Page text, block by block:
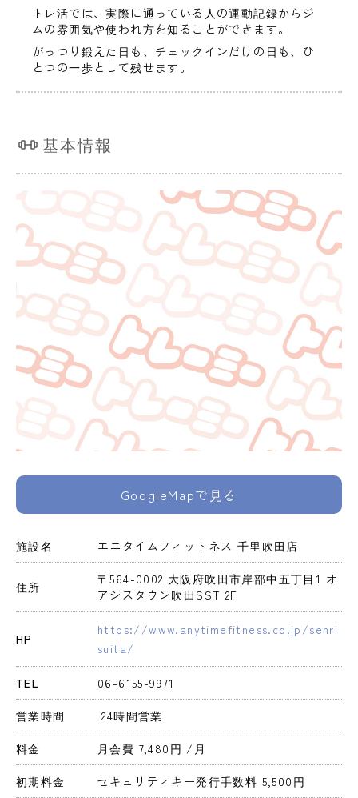
トレ活では、実際に通っている人の運動記録からジ
ムの雰囲気や使われ方を知ることができます。
がっつり鍛えた日も、チェックインだけの日も、ひ
とつの一歩として残せます。
基本情報
GoogleMapで見る
施設名 エニタイムフィットネス 千里吹田店
住所
〒564-0002 大阪府吹田市岸部中五丁目1 オ
アシスタウン吹田SST 2F
HP
https://www.anytimefitness.co.jp/senri
suita/
TEL 06-6155-9971
営業時間 24時間営業
料金 月会費 7,480円 /月
初期料金 セキュリティキー発行手数料 5,500円